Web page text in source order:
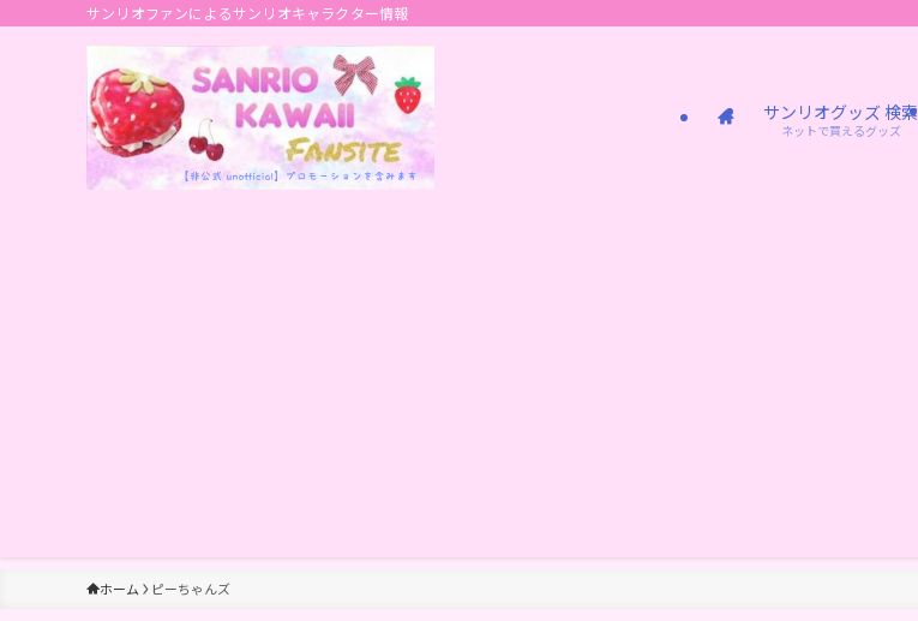
サンリオファンによるサンリオキャラクター情報
サンリオグッズ 検索
ネットで買えるグッズ
ホーム ピーちゃんズ